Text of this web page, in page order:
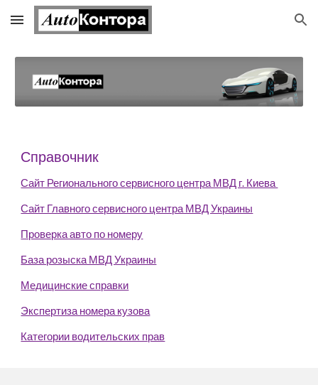
Skip to main content Skip to navigation
Справочник
Сайт Регионального сервисного центра МВД г. Киева
Сайт Главного сервисного центра МВД Украины
Проверка авто по номеру
База розыска МВД Украины
Медицинские справки
Экспертиза номера кузова
Категории водительских прав